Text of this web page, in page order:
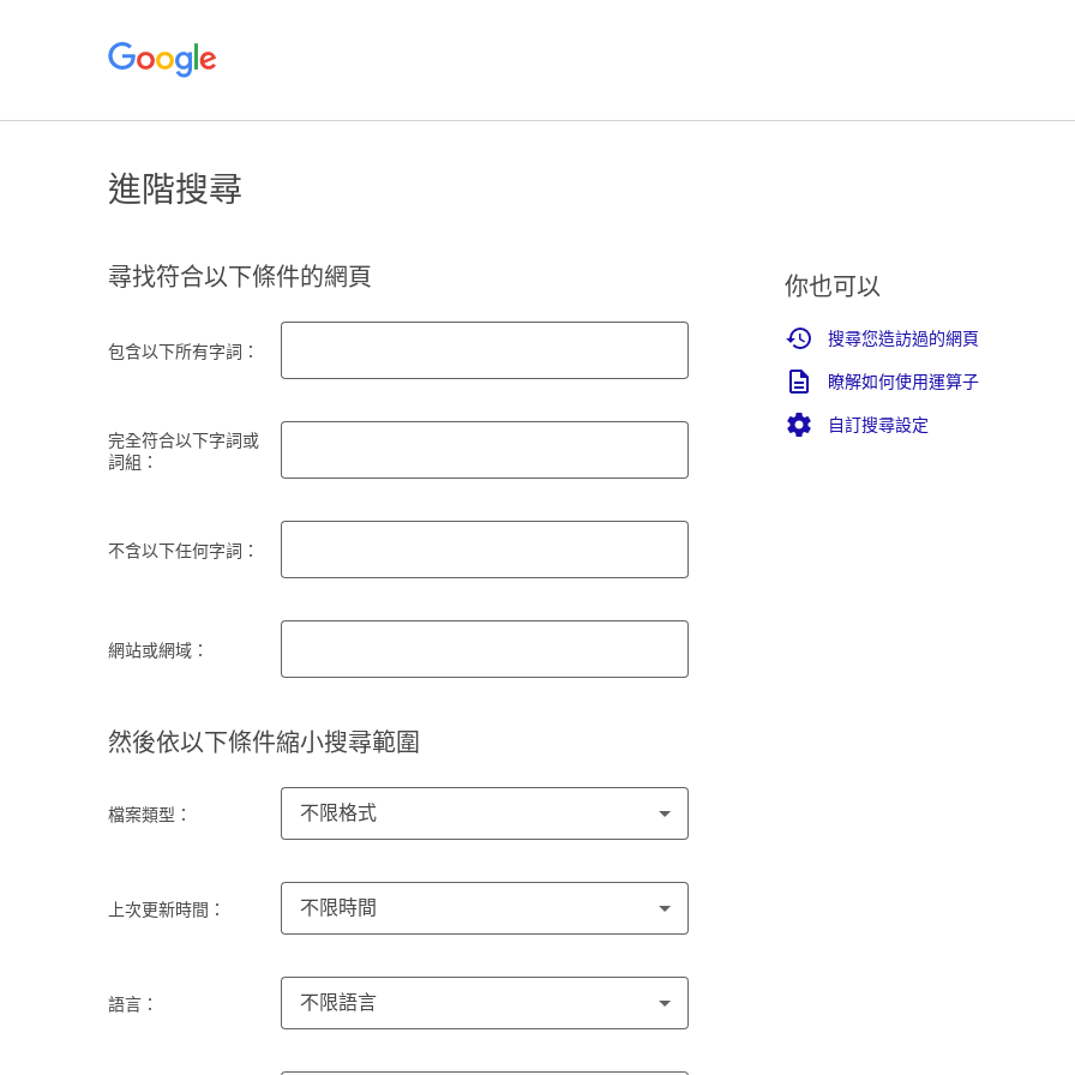
進階搜尋
尋找符合以下條件的網頁
包含以下所有字詞：
完全符合以下字詞或
詞組：
不含以下任何字詞：
網站或網域：
然後依以下條件縮小搜尋範圍
檔案類型： 不限格式
上次更新時間： 不限時間
語言： 不限語言
你也可以
搜尋您造訪過的網頁
瞭解如何使用運算子
自訂搜尋設定